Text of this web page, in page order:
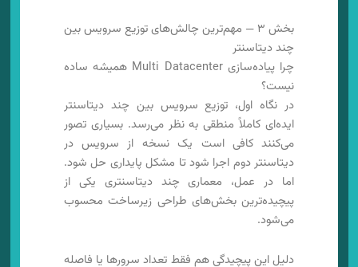
بخش ۳ — مهم‌ترین چالش‌های توزیع سرویس بین
چند دیتاسنتر
چرا پیاده‌سازی Multi Datacenter همیشه ساده
نیست؟
در نگاه اول، توزیع سرویس بین چند دیتاسنتر
ایده‌ای کاملاً منطقی به نظر می‌رسد. بسیاری تصور
می‌کنند کافی است یک نسخه از سرویس در
دیتاسنتر دوم اجرا شود تا مشکل پایداری حل شود.
اما در عمل، معماری چند دیتاسنتری یکی از
پیچیده‌ترین بخش‌های طراحی زیرساخت محسوب
می‌شود.
دلیل این پیچیدگی هم فقط تعداد سرورها یا فاصله